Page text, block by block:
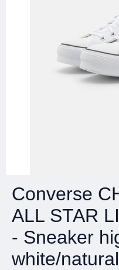
Converse
ALL STAR
- Sneaker
white/